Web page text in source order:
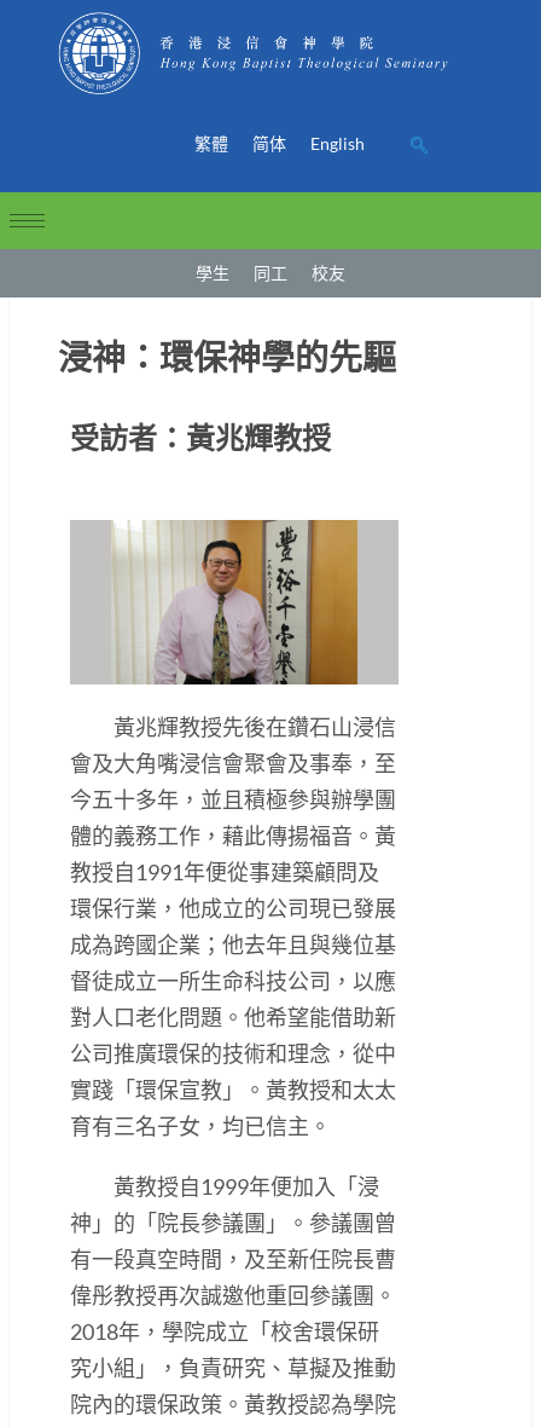
繁體 简体 English
學生 同工 校友
浸神：環保神學的先驅
受訪者：黃兆輝教授
黃兆輝教授先後在鑽石山浸信
會及大角嘴浸信會聚會及事奉，至
今五十多年，並且積極參與辦學團
體的義務工作，藉此傳揚福音。黃
教授自1991年便從事建築顧問及
環保行業，他成立的公司現已發展
成為跨國企業；他去年且與幾位基
督徒成立一所生命科技公司，以應
對人口老化問題。他希望能借助新
公司推廣環保的技術和理念，從中
實踐「環保宣教」。黃教授和太太
育有三名子女，均已信主。
黃教授自1999年便加入「浸
神」的「院長參議團」。參議團曾
有一段真空時間，及至新任院長曹
偉彤教授再次誠邀他重回參議團。
2018年，學院成立「校舍環保研
究小組」，負責研究、草擬及推動
院內的環保政策。黃教授認為學院